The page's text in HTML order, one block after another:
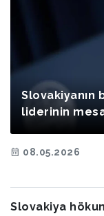
Slovakiyanın
liderinin
08.05.2026
Slovakiya